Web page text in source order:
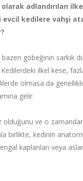
adlandırılan
evcil kedilere vahşi
göbeğinin sarkık
ilkel kese,
olmasa da
gelir.
ve o zamandan
birlikte, kedinin
kaplanları veya